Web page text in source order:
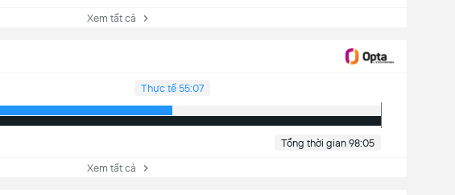
Xem tất cả
Thực tế 55:07
Tổng thời gian 98:05
Xem tất cả